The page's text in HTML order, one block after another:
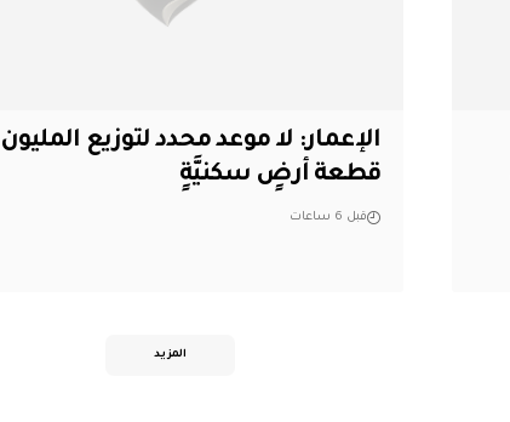
الإعمار: لا موعد محدد لتوزيع المليون
قطعة أرضٍ سكنيَّةٍ
قبل 6 ساعات
المزيد